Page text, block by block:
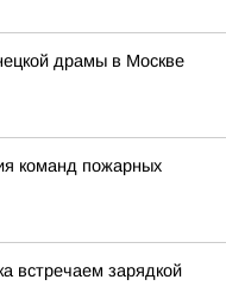
драмы в Москве
команд пожарных
встречаем зарядкой